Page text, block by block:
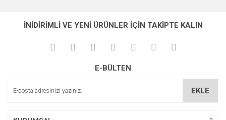
İNİDİRİMLİ VE YENİ ÜRÜNLER İÇİN TAKİPTE KALIN
E-BÜLTEN
EKLE